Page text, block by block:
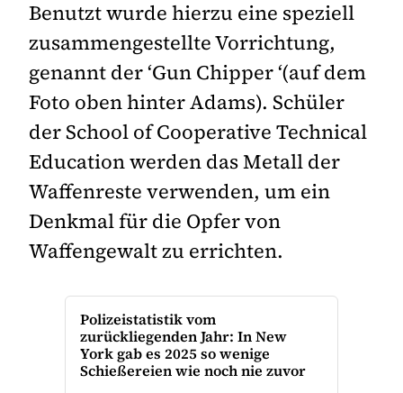
Benutzt wurde hierzu eine speziell
zusammengestellte Vorrichtung,
genannt der ‘Gun Chipper ‘(auf dem
Foto oben hinter Adams). Schüler
der School of Cooperative Technical
Education werden das Metall der
Waffenreste verwenden, um ein
Denkmal für die Opfer von
Waffengewalt zu errichten.
Polizeistatistik vom
zurückliegenden Jahr: In New
York gab es 2025 so wenige
Schießereien wie noch nie zuvor